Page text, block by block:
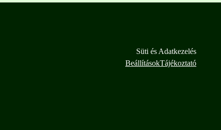
Süti és Adatkezelés
BeállításokTájékoztató